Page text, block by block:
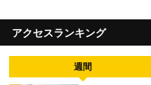
アクセスランキング
週間